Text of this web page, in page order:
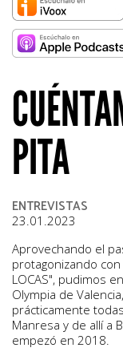
PITA
ENTREVISTAS
23.01.2023
Aprovechando el
protagonizando con
LOCAS", pudimos
Olympia de
prácticamente
Manresa y de allí a
empezó en 2018.